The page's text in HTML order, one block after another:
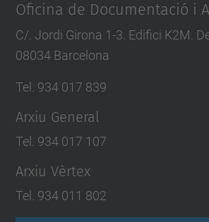
Oficina de Documentació i
C/. Jordi Girona 1-3. Edifici K2M.
08034 Barcelona
Tel. 934 017 839
Arxiu General
Tel. 934 017 107
Arxiu Vèrtex
Tel. 934 011 802